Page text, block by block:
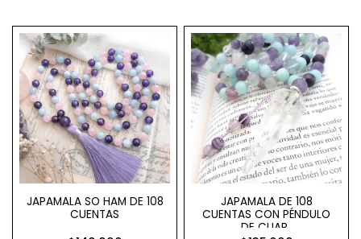
JAPAMALA SO HAM DE 108
CUENTAS
JAPAMALA DE 108
CUENTAS CON PÉNDULO
DE CUAR..